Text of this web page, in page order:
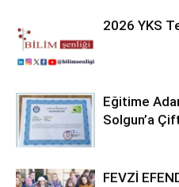
2026 YKS
Eğitime
Solgun’a
FEVZİ